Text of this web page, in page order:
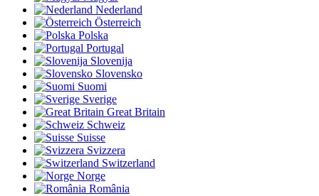
Nederland
Österreich
Polska
Portugal
Slovenija
Slovensko
Suomi
Sverige
Great Britain
Schweiz
Suisse
Svizzera
Switzerland
Norge
România